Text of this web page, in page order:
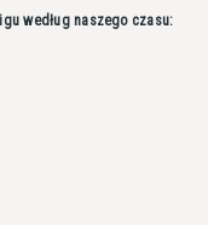
według naszego czasu: